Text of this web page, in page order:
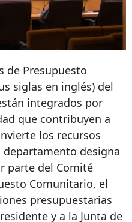
de Presupuesto
siglas en inglés) del
integrados por
que contribuyen a
los recursos
departamento designa
parte del Comité
Comunitario, el
presupuestarias
y a la Junta de